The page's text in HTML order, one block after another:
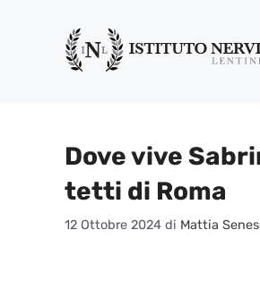
contenuto
Dove vive
tetti di Roma
12 Ottobre 2024 di Mattia